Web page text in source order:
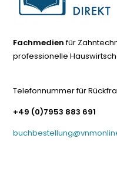
Fachmedienfür
professionelle
Telefonnummer für
+49 (0)7953 883 691